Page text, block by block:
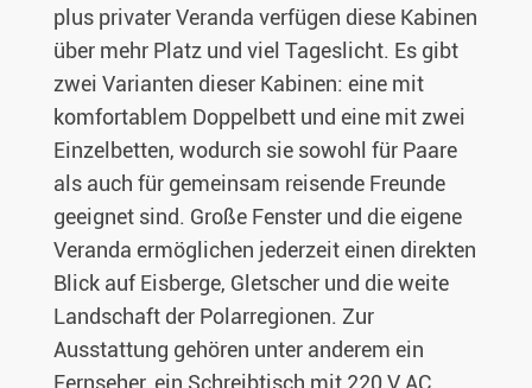
plus privater Veranda verfügen diese Kabinen
über mehr Platz und viel Tageslicht. Es gibt
zwei Varianten dieser Kabinen: eine mit
komfortablem Doppelbett und eine mit zwei
Einzelbetten, wodurch sie sowohl für Paare
als auch für gemeinsam reisende Freunde
geeignet sind. Große Fenster und die eigene
Veranda ermöglichen jederzeit einen direkten
Blick auf Eisberge, Gletscher und die weite
Landschaft der Polarregionen. Zur
Ausstattung gehören unter anderem ein
Fernseher, ein Schreibtisch mit 220 V AC